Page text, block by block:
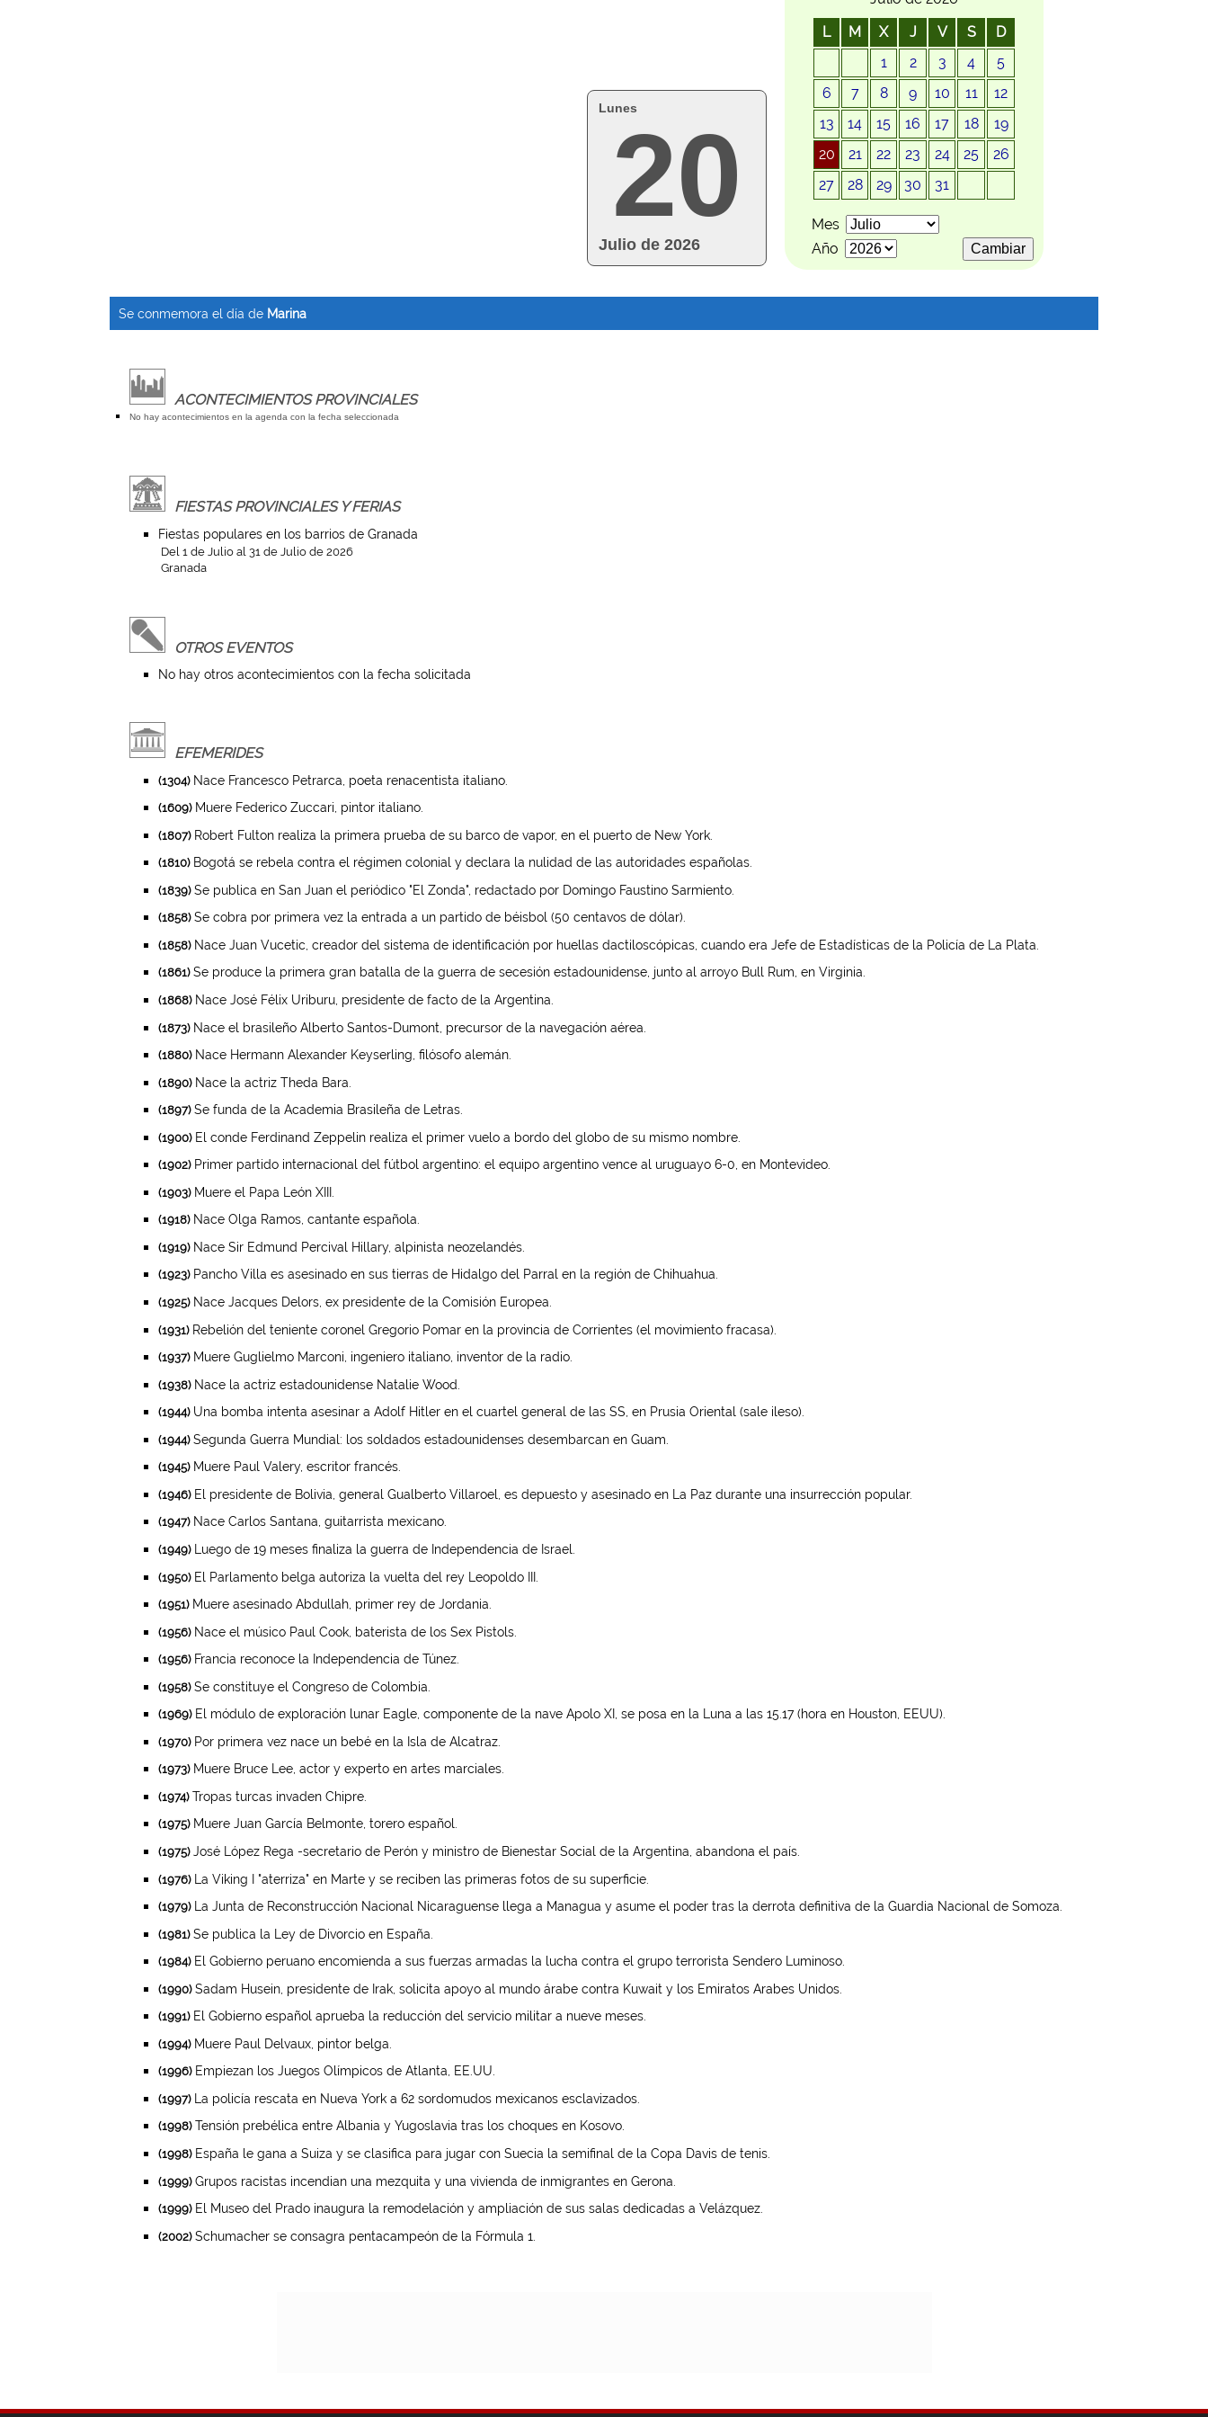
Lunes
20
Julio de 2026
L
M X J V S
D
1
2 3 4
5
6
7 8 9 10 11
12
13
14 15 16 17 18
19
20
21 22 23 24 25
26
27
28 29 30 31
Mes
Año
Se conmemora el día de Marina
ACONTECIMIENTOS PROVINCIALES
No hay acontecimientos en la agenda con la fecha seleccionada
FIESTAS PROVINCIALES Y FERIAS
Fiestas populares en los barrios de Granada
Del 1 de Julio al 31 de Julio de 2026
Granada
OTROS EVENTOS
No hay otros acontecimientos con la fecha solicitada
EFEMERIDES
(1304)Nace Francesco Petrarca, poeta renacentista italiano.
(1609)Muere Federico Zuccari, pintor italiano.
(1807)Robert Fulton realiza la primera prueba de su barco de vapor, en el puerto de New York.
(1810)Bogotá se rebela contra el régimen colonial y declara la nulidad de las autoridades españolas.
(1839)Se publica en San Juan el periódico "El Zonda", redactado por Domingo Faustino Sarmiento.
(1858)Se cobra por primera vez la entrada a un partido de béisbol (50 centavos de dólar).
(1858)Nace Juan Vucetic, creador del sistema de identificación por huellas dactiloscópicas, cuando era Jefe de Estadísticas de la Policía de La Plata.
(1861)Se produce la primera gran batalla de la guerra de secesión estadounidense, junto al arroyo Bull Rum, en Virginia.
(1868)Nace José Félix Uriburu, presidente de facto de la Argentina.
(1873)Nace el brasileño Alberto Santos-Dumont, precursor de la navegación aérea.
(1880)Nace Hermann Alexander Keyserling, filósofo alemán.
(1890)Nace la actriz Theda Bara.
(1897)Se funda de la Academia Brasileña de Letras.
(1900)El conde Ferdinand Zeppelin realiza el primer vuelo a bordo del globo de su mismo nombre.
(1902)Primer partido internacional del fútbol argentino: el equipo argentino vence al uruguayo 6-0, en Montevideo.
(1903)Muere el Papa León XIII.
(1918)Nace Olga Ramos, cantante española.
(1919)Nace Sir Edmund Percival Hillary, alpinista neozelandés.
(1923)Pancho Villa es asesinado en sus tierras de Hidalgo del Parral en la región de Chihuahua.
(1925)Nace Jacques Delors, ex presidente de la Comisión Europea.
(1931)Rebelión del teniente coronel Gregorio Pomar en la provincia de Corrientes (el movimiento fracasa).
(1937)Muere Guglielmo Marconi, ingeniero italiano, inventor de la radio.
(1938)Nace la actriz estadounidense Natalie Wood.
(1944)Una bomba intenta asesinar a Adolf Hitler en el cuartel general de las SS, en Prusia Oriental (sale ileso).
(1944)Segunda Guerra Mundial: los soldados estadounidenses desembarcan en Guam.
(1945)Muere Paul Valery, escritor francés.
(1946)El presidente de Bolivia, general Gualberto Villaroel, es depuesto y asesinado en La Paz durante una insurrección popular.
(1947)Nace Carlos Santana, guitarrista mexicano.
(1949)Luego de 19 meses finaliza la guerra de Independencia de Israel.
(1950)El Parlamento belga autoriza la vuelta del rey Leopoldo III.
(1951)Muere asesinado Abdullah, primer rey de Jordania.
(1956)Nace el músico Paul Cook, baterista de los Sex Pistols.
(1956)Francia reconoce la Independencia de Túnez.
(1958)Se constituye el Congreso de Colombia.
(1969)El módulo de exploración lunar Eagle, componente de la nave Apolo XI, se posa en la Luna a las 15.17 (hora en Houston, EEUU).
(1970)Por primera vez nace un bebé en la Isla de Alcatraz.
(1973)Muere Bruce Lee, actor y experto en artes marciales.
(1974)Tropas turcas invaden Chipre.
(1975)Muere Juan García Belmonte, torero español.
(1975)José López Rega -secretario de Perón y ministro de Bienestar Social de la Argentina, abandona el país.
(1976)La Viking I "aterriza" en Marte y se reciben las primeras fotos de su superficie.
(1979)La Junta de Reconstrucción Nacional Nicaraguense llega a Managua y asume el poder tras la derrota definitiva de la Guardia Nacional de Somoza.
(1981)Se publica la Ley de Divorcio en España.
(1984)El Gobierno peruano encomienda a sus fuerzas armadas la lucha contra el grupo terrorista Sendero Luminoso.
(1990)Sadam Husein, presidente de Irak, solicita apoyo al mundo árabe contra Kuwait y los Emiratos Arabes Unidos.
(1991)El Gobierno español aprueba la reducción del servicio militar a nueve meses.
(1994)Muere Paul Delvaux, pintor belga.
(1996)Empiezan los Juegos Olímpicos de Atlanta, EE.UU.
(1997)La policía rescata en Nueva York a 62 sordomudos mexicanos esclavizados.
(1998)Tensión prebélica entre Albania y Yugoslavia tras los choques en Kosovo.
(1998)España le gana a Suiza y se clasifica para jugar con Suecia la semifinal de la Copa Davis de tenis.
(1999)Grupos racistas incendian una mezquita y una vivienda de inmigrantes en Gerona.
(1999)El Museo del Prado inaugura la remodelación y ampliación de sus salas dedicadas a Velázquez.
(2002)Schumacher se consagra pentacampeón de la Fórmula 1.